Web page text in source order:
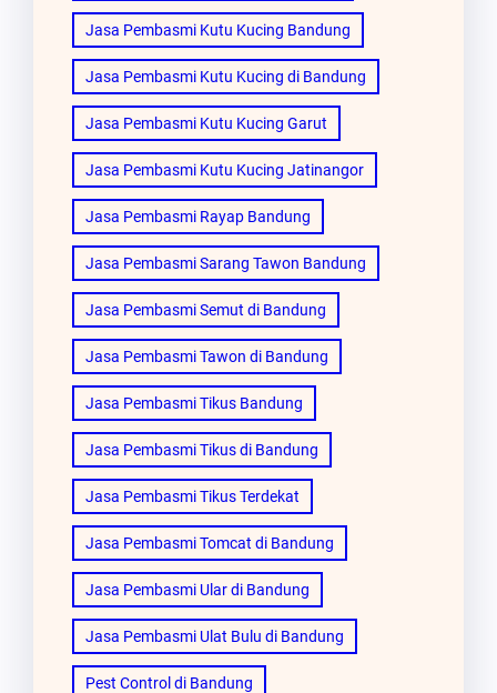
Jasa Pembasmi Kutu Kucing Bandung
Jasa Pembasmi Kutu Kucing di Bandung
Jasa Pembasmi Kutu Kucing Garut
Jasa Pembasmi Kutu Kucing Jatinangor
Jasa Pembasmi Rayap Bandung
Jasa Pembasmi Sarang Tawon Bandung
Jasa Pembasmi Semut di Bandung
Jasa Pembasmi Tawon di Bandung
Jasa Pembasmi Tikus Bandung
Jasa Pembasmi Tikus di Bandung
Jasa Pembasmi Tikus Terdekat
Jasa Pembasmi Tomcat di Bandung
Jasa Pembasmi Ular di Bandung
Jasa Pembasmi Ulat Bulu di Bandung
Pest Control di Bandung